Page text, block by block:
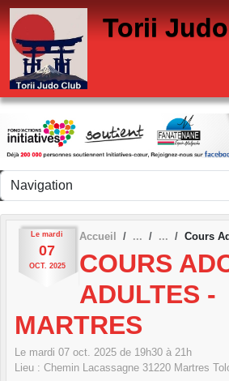
Torii
Le mardi
07
OCT. 2025
Accueil Cours
COURS
ADULTES -
MARTRES
Le mardi 07 oct. 2025 de 19h30 à 21h
Lieu : Chemin Lacassagne 31220 Martres
Panneau de gestion des cookies